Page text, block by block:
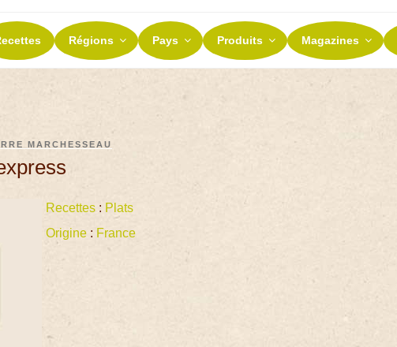
RECETTES ET TERROIRS
La richesse de nos terroirs
Régions Pays Produits Magazines
MARCHESSEAU
Recettes : Plats
Origine : France